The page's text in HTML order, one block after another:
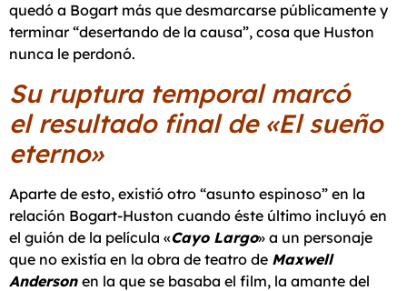
quedó a Bogart más que desmarcarse públicamente y
terminar “desertando de la causa”, cosa que Huston
nunca le perdonó.
Su ruptura temporal marcó
el resultado final de «El sueño
eterno»
Aparte de esto, existió otro “asunto espinoso” en la
relación Bogart-Huston cuando éste último incluyó en
el guión de la película «Cayo Largo» a un personaje
que no existía en la obra de teatro de Maxwell
Anderson en la que se basaba el film, la amante del